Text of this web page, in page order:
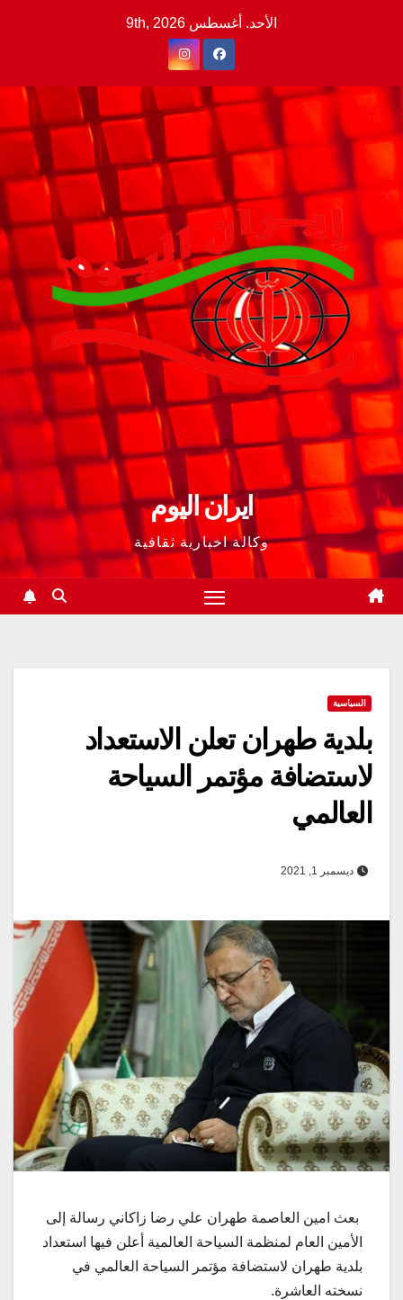
الأحد. أغسطس 9th, 2026
ايران اليوم
وكالة اخبارية ثقافية
السياسية
بلدية طهران تعلن الاستعداد
لاستضافة مؤتمر السياحة
العالمي
ديسمبر 1, 2021
بعث امين العاصمة طهران علي رضا زاكاني رسالة إلى
الأمين العام لمنظمة السياحة العالمية أعلن فيها استعداد
بلدية طهران لاستضافة مؤتمر السياحة العالمي في
نسخته العاشرة.